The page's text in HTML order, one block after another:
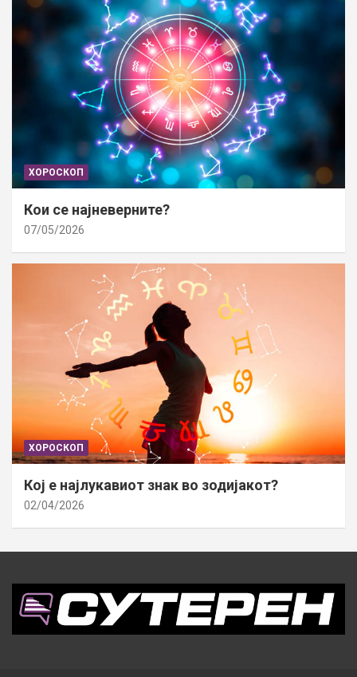
ХОРОСКОП
Кои се најневерните?
07/05/2026
ХОРОСКОП
Кој е најлукавиот знак во зодијакот?
02/04/2026